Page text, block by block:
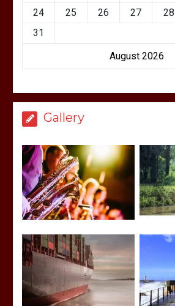
August 2026
24
25 26 27 28
31
Gallery